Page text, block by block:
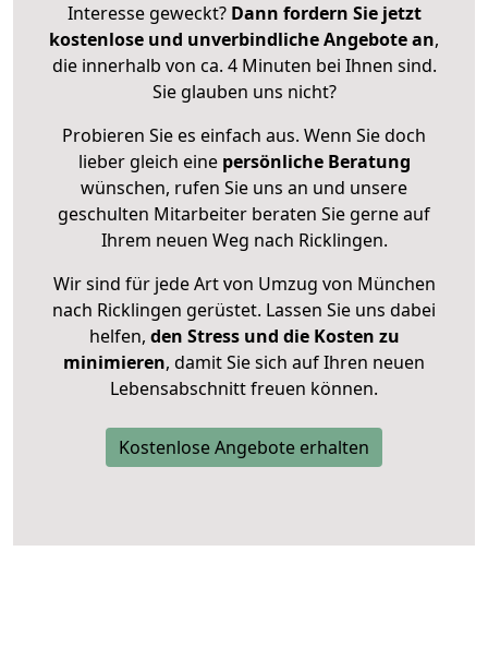
Interesse geweckt? Dann fordern Sie jetzt
kostenlose und unverbindliche Angebote an,
die innerhalb von ca. 4 Minuten bei Ihnen sind.
Sie glauben uns nicht?
Probieren Sie es einfach aus. Wenn Sie doch
lieber gleich eine persönliche Beratung
wünschen, rufen Sie uns an und unsere
geschulten Mitarbeiter beraten Sie gerne auf
Ihrem neuen Weg nach Ricklingen.
Wir sind für jede Art von Umzug von München
nach Ricklingen gerüstet. Lassen Sie uns dabei
helfen, den Stress und die Kosten zu
minimieren, damit Sie sich auf Ihren neuen
Lebensabschnitt freuen können.
Kostenlose Angebote erhalten